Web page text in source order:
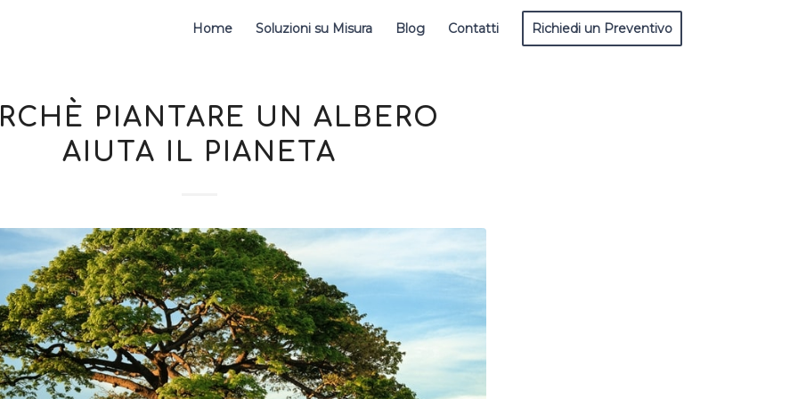
Home Soluzioni su Misura Blog Contatti Richiedi un Preventivo
PIANTARE UN ALBERO
AIUTA IL PIANETA